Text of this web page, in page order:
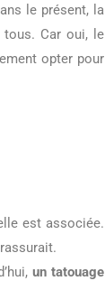
le présent, la
tous. Car oui, le
opter pour
est associée.
un tatouage